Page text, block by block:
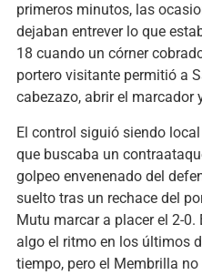
primeros minutos, las
dejaban entrever lo que
18 cuando un córner
portero visitante permitió a
cabezazo, abrir el marcador
El control siguió siendo
que buscaba un
golpeo envenenado del
suelto tras un rechace del
Mutu marcar a placer el 2-
algo el ritmo en los últimos
tiempo, pero el Membrilla